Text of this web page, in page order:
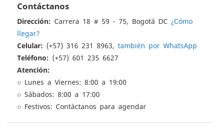
Contáctanos
Dirección: Carrera 18 # 59 - 75, Bogotá DC ¿Cómo
llegar?
Celular: (+57) 316 231 8963, también por WhatsApp
Teléfono: (+57) 601 235 6627
Atención:
○ Lunes a Viernes: 8:00 a 19:00
○ Sábados: 8:00 a 17:00
○ Festivos: Contáctanos para agendar